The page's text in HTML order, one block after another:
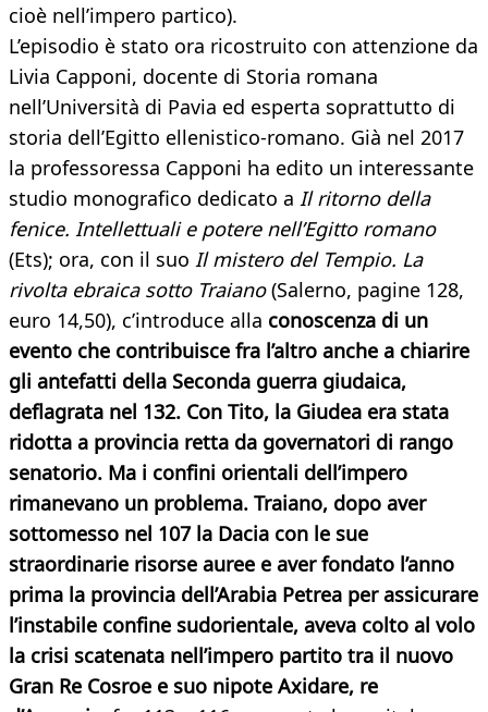
cioè nell’impero partico).
L’episodio è stato ora ricostruito con attenzione da
Livia Capponi, docente di Storia romana
nell’Università di Pavia ed esperta soprattutto di
storia dell’Egitto ellenistico-romano. Già nel 2017
la professoressa Capponi ha edito un interessante
studio monografico dedicato a Il ritorno della
fenice. Intellettuali e potere nell’Egitto romano
(Ets); ora, con il suo Il mistero del Tempio. La
rivolta ebraica sotto Traiano(Salerno, pagine 128,
euro 14,50), c’introduce alla conoscenza di un
evento che contribuisce fra l’altro anche a chiarire
gli antefatti della Seconda guerra giudaica,
deflagrata nel 132. Con Tito, la Giudea era stata
ridotta a provincia retta da governatori di rango
senatorio. Ma i confini orientali dell’impero
rimanevano un problema. Traiano, dopo aver
sottomesso nel 107 la Dacia con le sue
straordinarie risorse auree e aver fondato l’anno
prima la provincia dell’Arabia Petrea per assicurare
l’instabile confine sudorientale, aveva colto al volo
la crisi scatenata nell’impero partito tra il nuovo
Gran Re Cosroe e suo nipote Axidare, re